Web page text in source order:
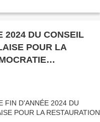
2024 DU CONSEIL
POUR LA